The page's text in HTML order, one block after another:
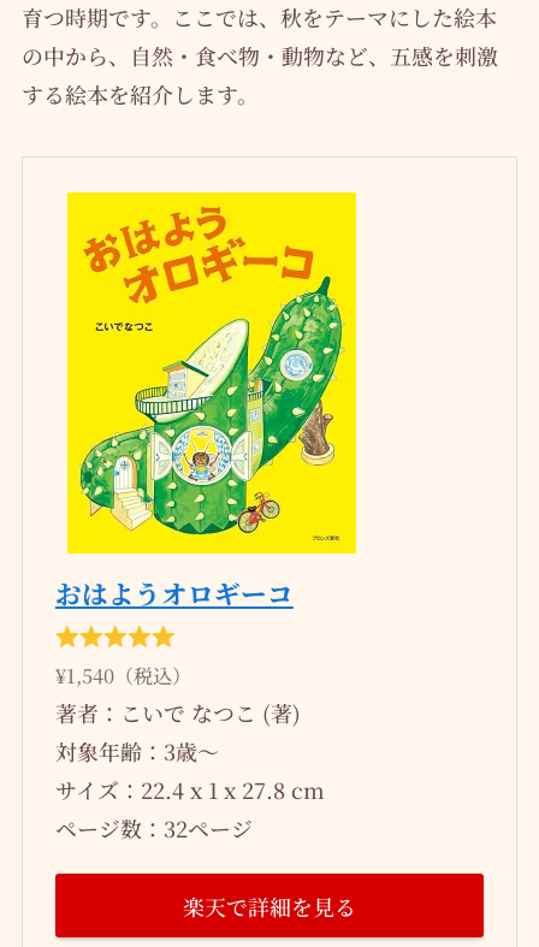
育つ時期です。ここでは、秋をテーマにした絵本
の中から、自然・食べ物・動物など、五感を刺激
する絵本を紹介します。
おはようオロギーコ
¥1,540（税込）
著者：こいで なつこ (著)
対象年齢：3歳～
サイズ：22.4 x 1 x 27.8 cm
ページ数：32ページ
楽天で詳細を見る